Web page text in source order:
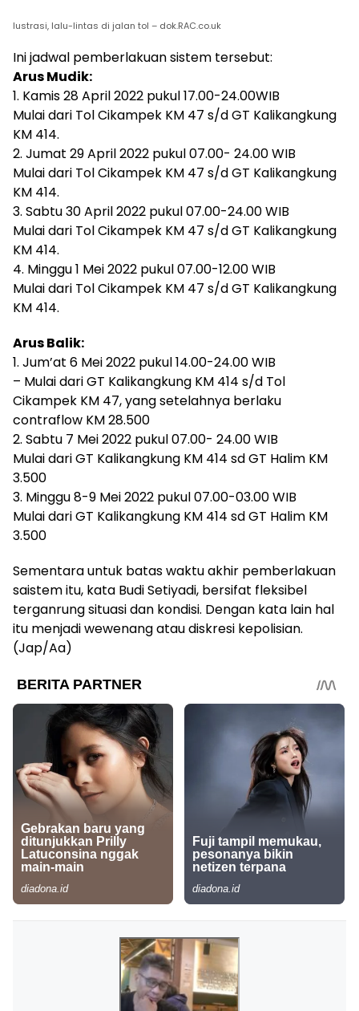
lustrasi, lalu-lintas di jalan tol – dok.RAC.co.uk
Ini jadwal pemberlakuan sistem tersebut:
Arus Mudik:
1. Kamis 28 April 2022 pukul 17.00-24.00WIB
Mulai dari Tol Cikampek KM 47 s/d GT Kalikangkung
KM 414.
2. Jumat 29 April 2022 pukul 07.00- 24.00 WIB
Mulai dari Tol Cikampek KM 47 s/d GT Kalikangkung
KM 414.
3. Sabtu 30 April 2022 pukul 07.00-24.00 WIB
Mulai dari Tol Cikampek KM 47 s/d GT Kalikangkung
KM 414.
4. Minggu 1 Mei 2022 pukul 07.00-12.00 WIB
Mulai dari Tol Cikampek KM 47 s/d GT Kalikangkung
KM 414.
Arus Balik:
1. Jum’at 6 Mei 2022 pukul 14.00-24.00 WIB
– Mulai dari GT Kalikangkung KM 414 s/d Tol
Cikampek KM 47, yang setelahnya berlaku
contraflow KM 28.500
2. Sabtu 7 Mei 2022 pukul 07.00- 24.00 WIB
Mulai dari GT Kalikangkung KM 414 sd GT Halim KM
3.500
3. Minggu 8-9 Mei 2022 pukul 07.00-03.00 WIB
Mulai dari GT Kalikangkung KM 414 sd GT Halim KM
3.500
Sementara untuk batas waktu akhir pemberlakuan
saistem itu, kata Budi Setiyadi, bersifat fleksibel
terganrung situasi dan kondisi. Dengan kata lain hal
itu menjadi wewenang atau diskresi kepolisian.
(Jap/Aa)